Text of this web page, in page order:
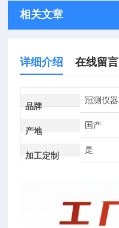
相关文章
详细介绍 在线留言
品牌
冠测仪器
产地
国产
加工定制
是